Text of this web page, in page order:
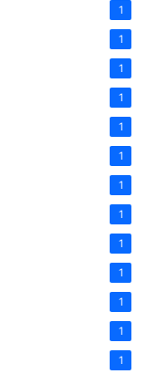
1
1
1
1
1
1
1
1
1
1
1
1
1